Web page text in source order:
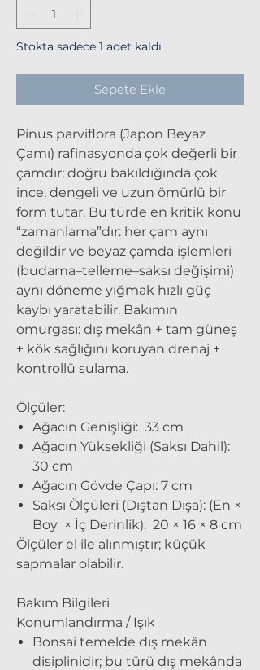
Stokta sadece 1 adet kaldı
Sepete Ekle
Pinus parviflora (Japon Beyaz
Çamı) rafinasyonda çok değerli bir
çamdır; doğru bakıldığında çok
ince, dengeli ve uzun ömürlü bir
form tutar. Bu türde en kritik konu
“zamanlama”dır: her çam aynı
değildir ve beyaz çamda işlemleri
(budama–telleme–saksı değişimi)
aynı döneme yığmak hızlı güç
kaybı yaratabilir. Bakımın
omurgası: dış mekân + tam güneş
+ kök sağlığını koruyan drenaj +
kontrollü sulama.
Ölçüler:
Ağacın Genişliği: 33 cm
Ağacın Yüksekliği (Saksı Dahil):
30 cm
Ağacın Gövde Çapı: 7 cm
Saksı Ölçüleri (Dıştan Dışa): (En ×
Boy × İç Derinlik): 20 × 16 × 8 cm
Ölçüler el ile alınmıştır; küçük
sapmalar olabilir.
Bakım Bilgileri
Konumlandırma / Işık
Bonsai temelde dış mekân
disiplinidir; bu türü dış mekânda